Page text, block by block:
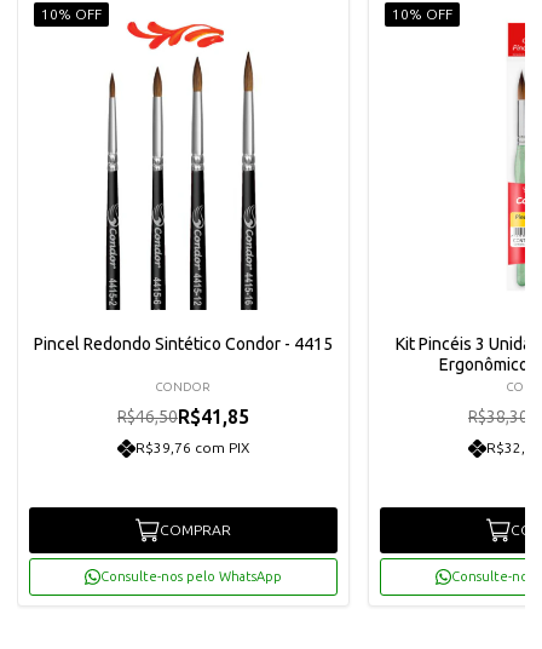
10% OFF
Pincel Redondo Sintético Condor - 4415
CONDOR
R$46,50R$41,85
R$39,76 com PIX
COMPRAR
Consulte-nos pelo WhatsApp
10% OFF
Kit Pincéis 3
Ergonômico
R$38,30
Consulte-nos